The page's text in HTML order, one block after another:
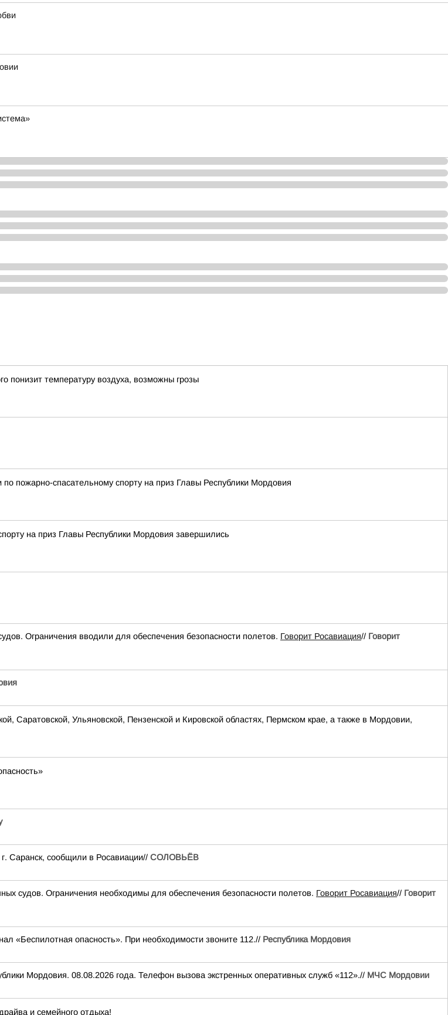
температуру воздуха, возможны грозы
пожарно-спасательному спорту на приз Главы Республики Мордовия
на приз Главы Республики Мордовия завершились
Ограничения вводили для обеспечения безопасности полетов. Говорит Росавиация// Говорит
Саратовской, Ульяновской, Пензенской и Кировской областях, Пермском крае, а также в Мордовии,
Саранск, сообщили в Росавиации// СОЛОВЬЁВ
Ограничения необходимы для обеспечения безопасности полетов. Говорит Росавиация// Говорит
«Беспилотная опасность». При необходимости звоните 112.// Республика Мордовия
Мордовия. 08.08.2026 года. Телефон вызова экстренных оперативных служб «112».// МЧС Мордовии
и семейного отдыха!